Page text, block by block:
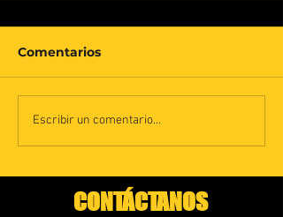
Comentarios
Escribir un comentario...
CONTÁCTANOS